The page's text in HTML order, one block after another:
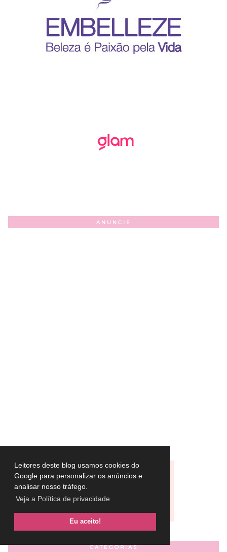
Leitores deste blog usamos cookies do
Google para personalizar os anúncios e
analisar nosso tráfego.
Veja a Política de privacidade
Eu aceito!
ANUNCIE
CATEGORIAS